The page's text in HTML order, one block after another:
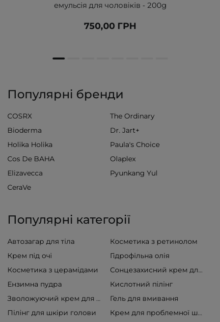
емульсія для чоловіків - 200g
750,00 ГРН
Популярні бренди
COSRX
The Ordinary
Bioderma
Dr. Jart+
Holika Holika
Paula's Choice
Cos De BAHA
Olaplex
Elizavecca
Pyunkang Yul
CeraVe
Популярні категорії
Автозагар для тіла
Косметика з ретинолом
Крем під очі
Гідрофільна олія
Косметика з церамідами
Сонцезахисний крем для обличчя
Ензимна пудра Кислотний пілінг
Зволожуючий крем для обличчя
Гель для вмивання
Пілінг для шкіри голови
Крем для проблемної шкіри